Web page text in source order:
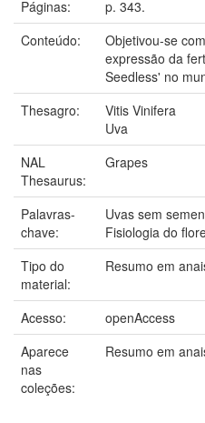
Páginas:
p. 343.
Conteúdo:
Objetivou-se
expressão da
Seedless' no
Thesagro:
Vitis Vinifera
Uva
NAL
Thesaurus:
Grapes
Palavras-
chave:
Uvas sem
Fisiologia do
Tipo do
material:
Resumo em
Acesso:
openAccess
Aparece
nas
coleções:
Resumo em